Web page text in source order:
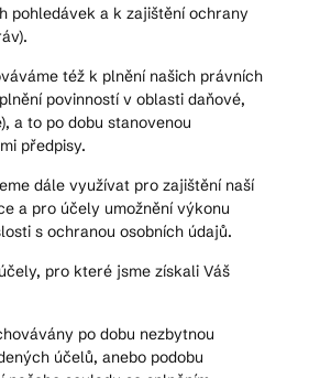
pohledávek a k zajištění ochrany
též k plnění našich právních
povinností v oblasti daňové,
a to po dobu stanovenou
předpisy.
dále využívat pro zajištění naší
a pro účely umožnění výkonu
s ochranou osobních údajů.
pro které jsme získali Váš
po dobu nezbytnou
účelů, anebo podobu